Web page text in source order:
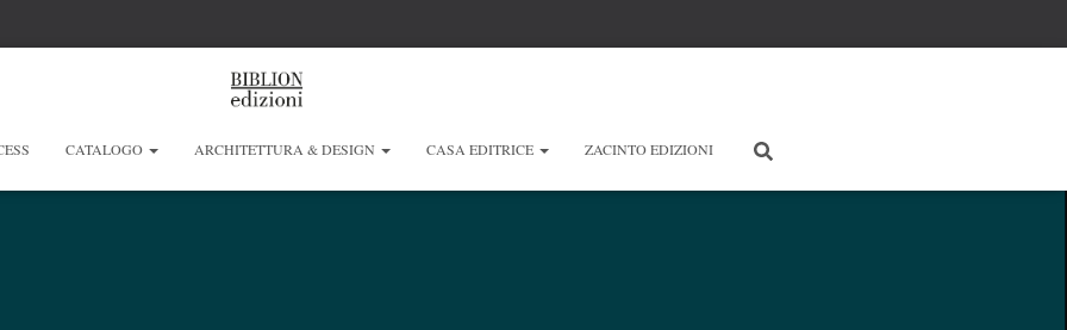
CATALOGO ARCHITETTURA & DESIGN CASA EDITRICE ZACINTO EDIZIONI